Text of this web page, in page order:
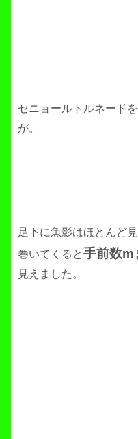
セニョールトルネード
が。
足下に魚影はほとんど
巻いてくると手前数m
見えました。